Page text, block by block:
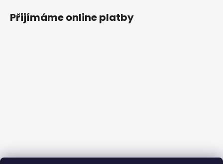
Přijímáme online platby